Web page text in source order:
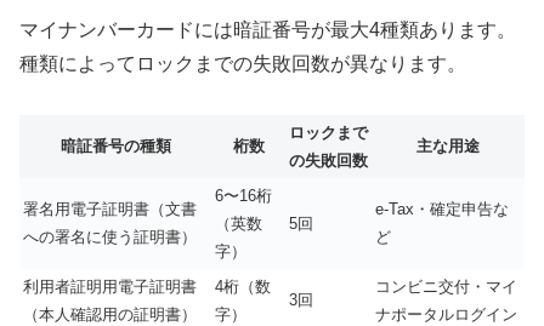
マイナンバーカードには暗証番号が最大4種類あります。
種類によってロックまでの失敗回数が異なります。
暗証番号の種類 桁数
ロックまで
の失敗回数
主な用途
署名用電子証明書（文書
への署名に使う証明書）
6〜16桁
（英数
字）
5回
e-Tax・確定申告な
ど
利用者証明用電子証明書
（本人確認用の証明書）
4桁（数
字）
3回
コンビニ交付・マイ
ナポータルログイン